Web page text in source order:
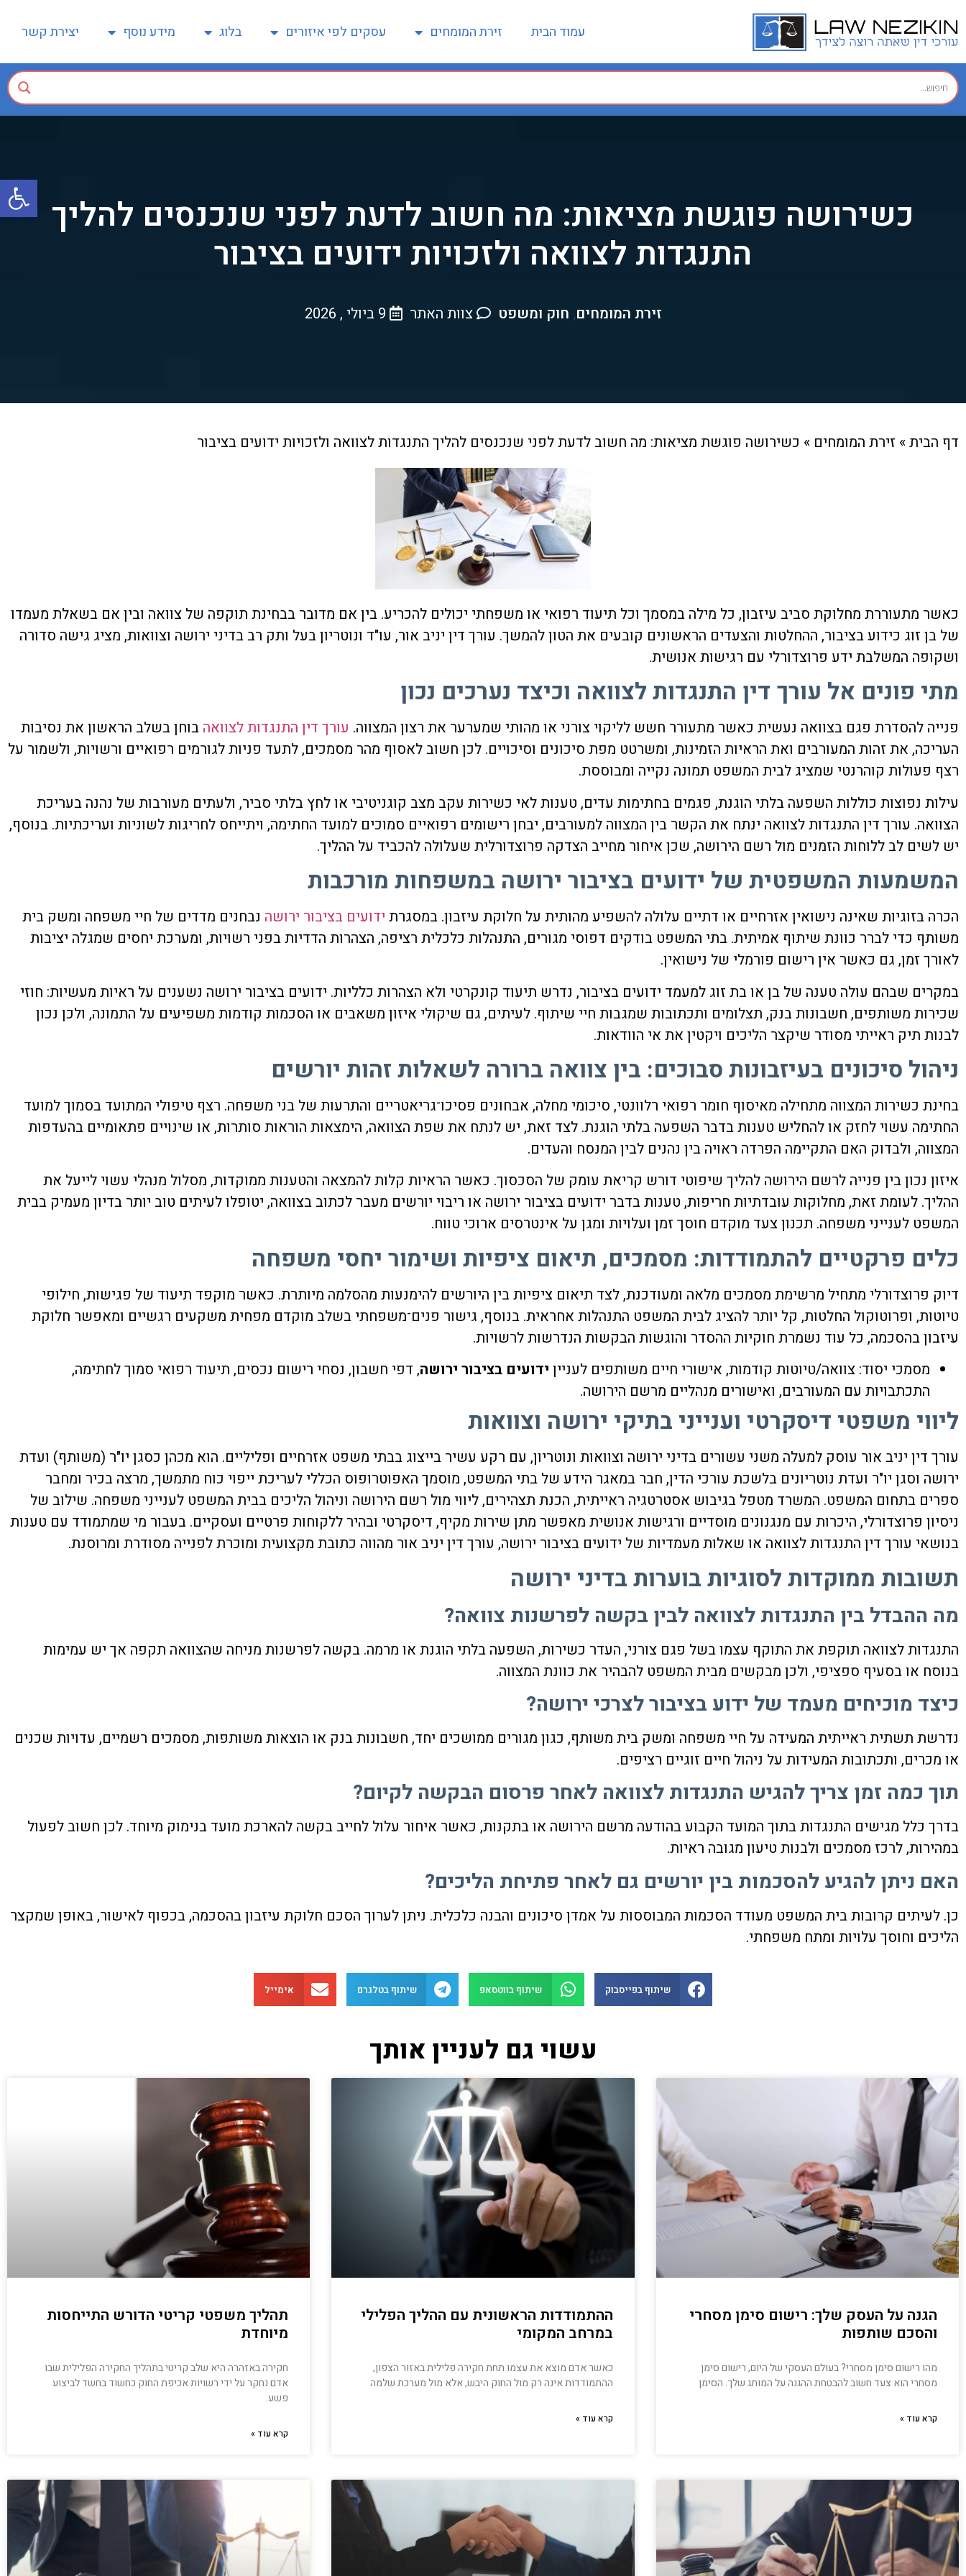
עמוד הבית זירת המומחים עסקים לפי איזורים בלוג מידע נוסף יצירת קשר
כשירושה פוגשת מציאות: מה חשוב לדעת לפני שנכנסים להליך
התנגדות לצוואה ולזכויות ידועים בציבור
זירת המומחים, חוק ומשפט צוות האתר 9 ביולי , 2026
דף הבית» זירת המומחים » כשירושה פוגשת מציאות: מה חשוב לדעת לפני שנכנסים להליך התנגדות לצוואה ולזכויות ידועים בציבור
כאשר מתעוררת מחלוקת סביב עיזבון, כל מילה במסמך וכל תיעוד רפואי או משפחתי יכולים להכריע. בין אם מדובר בבחינת תוקפה של צוואה ובין אם בשאלת מעמדו
של בן זוג כידוע בציבור, ההחלטות והצעדים הראשונים קובעים את הטון להמשך. עורך דין יניב אור, עו"ד ונוטריון בעל ותק רב בדיני ירושה וצוואות, מציג גישה סדורה
ושקופה המשלבת ידע פרוצדורלי עם רגישות אנושית.
מתי פונים אל עורך דין התנגדות לצוואה וכיצד נערכים נכון
פנייה להסדרת פגם בצוואה נעשית כאשר מתעורר חשש לליקוי צורני או מהותי שמערער את רצון המצווה. עורך דין התנגדות לצוואה בוחן בשלב הראשון את נסיבות
העריכה, את זהות המעורבים ואת הראיות הזמינות, ומשרטט מפת סיכונים וסיכויים. לכן חשוב לאסוף מהר מסמכים, לתעד פניות לגורמים רפואיים ורשויות, ולשמור על
רצף פעולות קוהרנטי שמציג לבית המשפט תמונה נקייה ומבוססת.
עילות נפוצות כוללות השפעה בלתי הוגנת, פגמים בחתימות עדים, טענות לאי כשירות עקב מצב קוגניטיבי או לחץ בלתי סביר, ולעתים מעורבות של נהנה בעריכת
הצוואה. עורך דין התנגדות לצוואה ינתח את הקשר בין המצווה למעורבים, יבחן רישומים רפואיים סמוכים למועד החתימה, ויתייחס לחריגות לשוניות ועריכתיות. בנוסף,
יש לשים לב ללוחות הזמנים מול רשם הירושה, שכן איחור מחייב הצדקה פרוצדורלית שעלולה להכביד על ההליך.
המשמעות המשפטית של ידועים בציבור ירושה במשפחות מורכבות
הכרה בזוגיות שאינה נישואין אזרחיים או דתיים עלולה להשפיע מהותית על חלוקת עיזבון. במסגרת ידועים בציבור ירושה נבחנים מדדים של חיי משפחה ומשק בית
משותף כדי לברר כוונת שיתוף אמיתית. בתי המשפט בודקים דפוסי מגורים, התנהלות כלכלית רציפה, הצהרות הדדיות בפני רשויות, ומערכת יחסים שמגלה יציבות
לאורך זמן, גם כאשר אין רישום פורמלי של נישואין.
במקרים שבהם עולה טענה של בן או בת זוג למעמד ידועים בציבור, נדרש תיעוד קונקרטי ולא הצהרות כלליות. ידועים בציבור ירושה נשענים על ראיות מעשיות: חוזי
שכירות משותפים, חשבונות בנק, תצלומים ותכתובות שמגבות חיי שיתוף. לעיתים, גם שיקולי איזון משאבים או הסכמות קודמות משפיעים על התמונה, ולכן נכון
לבנות תיק ראייתי מסודר שיקצר הליכים ויקטין את אי הוודאות.
ניהול סיכונים בעיזבונות סבוכים: בין צוואה ברורה לשאלות זהות יורשים
בחינת כשירות המצווה מתחילה מאיסוף חומר רפואי רלוונטי, סיכומי מחלה, אבחונים פסיכו־גריאטריים והתרעות של בני משפחה. רצף טיפולי המתועד בסמוך למועד
החתימה עשוי לחזק או להחליש טענות בדבר השפעה בלתי הוגנת. לצד זאת, יש לנתח את שפת הצוואה, הימצאות הוראות סותרות, או שינויים פתאומיים בהעדפות
המצווה, ולבדוק האם התקיימה הפרדה ראויה בין נהנים לבין המנסח והעדים.
איזון נכון בין פנייה לרשם הירושה להליך שיפוטי דורש קריאת עומק של הסכסוך. כאשר הראיות קלות להמצאה והטענות ממוקדות, מסלול מנהלי עשוי לייעל את
ההליך. לעומת זאת, מחלוקות עובדתיות חריפות, טענות בדבר ידועים בציבור ירושה או ריבוי יורשים מעבר לכתוב בצוואה, יטופלו לעיתים טוב יותר בדיון מעמיק בבית
המשפט לענייני משפחה. תכנון צעד מוקדם חוסך זמן ועלויות ומגן על אינטרסים ארוכי טווח.
כלים פרקטיים להתמודדות: מסמכים, תיאום ציפיות ושימור יחסי משפחה
דיוק פרוצדורלי מתחיל מרשימת מסמכים מלאה ומעודכנת, לצד תיאום ציפיות בין היורשים להימנעות מהסלמה מיותרת. כאשר מוקפד תיעוד של פגישות, חילופי
טיוטות, ופרוטוקול החלטות, קל יותר להציג לבית המשפט התנהלות אחראית. בנוסף, גישור פנים־משפחתי בשלב מוקדם מפחית משקעים רגשיים ומאפשר חלוקת
עיזבון בהסכמה, כל עוד נשמרת חוקיות ההסדר והוגשות הבקשות הנדרשות לרשויות.
מסמכי יסוד: צוואה/טיוטות קודמות, אישורי חיים משותפים לעניין ידועים בציבור ירושה, דפי חשבון, נסחי רישום נכסים, תיעוד רפואי סמוך לחתימה,
התכתבויות עם המעורבים, ואישורים מנהליים מרשם הירושה.
ליווי משפטי דיסקרטי וענייני בתיקי ירושה וצוואות
עורך דין יניב אור עוסק למעלה משני עשורים בדיני ירושה וצוואות ונוטריון, עם רקע עשיר בייצוג בבתי משפט אזרחיים ופליליים. הוא מכהן כסגן יו"ר (משותף) ועדת
ירושה וסגן יו"ר ועדת נוטריונים בלשכת עורכי הדין, חבר במאגר הידע של בתי המשפט, מוסמך האפוטרופוס הכללי לעריכת ייפוי כוח מתמשך, מרצה בכיר ומחבר
ספרים בתחום המשפט. המשרד מטפל בגיבוש אסטרטגיה ראייתית, הכנת תצהירים, ליווי מול רשם הירושה וניהול הליכים בבית המשפט לענייני משפחה. שילוב של
ניסיון פרוצדורלי, היכרות עם מנגנונים מוסדיים ורגישות אנושית מאפשר מתן שירות מקיף, דיסקרטי ובהיר ללקוחות פרטיים ועסקיים. בעבור מי שמתמודד עם טענות
בנושאי עורך דין התנגדות לצוואה או שאלות מעמדיות של ידועים בציבור ירושה, עורך דין יניב אור מהווה כתובת מקצועית ומוכרת לפנייה מסודרת ומרוסנת.
תשובות ממוקדות לסוגיות בוערות בדיני ירושה
מה ההבדל בין התנגדות לצוואה לבין בקשה לפרשנות צוואה?
התנגדות לצוואה תוקפת את התוקף עצמו בשל פגם צורני, העדר כשירות, השפעה בלתי הוגנת או מרמה. בקשה לפרשנות מניחה שהצוואה תקפה אך יש עמימות
בנוסח או בסעיף ספציפי, ולכן מבקשים מבית המשפט להבהיר את כוונת המצווה.
כיצד מוכיחים מעמד של ידוע בציבור לצרכי ירושה?
נדרשת תשתית ראייתית המעידה על חיי משפחה ומשק בית משותף, כגון מגורים ממושכים יחד, חשבונות בנק או הוצאות משותפות, מסמכים רשמיים, עדויות שכנים
או מכרים, ותכתובות המעידות על ניהול חיים זוגיים רציפים.
תוך כמה זמן צריך להגיש התנגדות לצוואה לאחר פרסום הבקשה לקיום?
בדרך כלל מגישים התנגדות בתוך המועד הקבוע בהודעה מרשם הירושה או בתקנות, כאשר איחור עלול לחייב בקשה להארכת מועד בנימוק מיוחד. לכן חשוב לפעול
במהירות, לרכז מסמכים ולבנות טיעון מגובה ראיות.
האם ניתן להגיע להסכמות בין יורשים גם לאחר פתיחת הליכים?
כן. לעיתים קרובות בית המשפט מעודד הסכמות המבוססות על אמדן סיכונים והבנה כלכלית. ניתן לערוך הסכם חלוקת עיזבון בהסכמה, בכפוף לאישור, באופן שמקצר
הליכים וחוסך עלויות ומתח משפחתי.
שיתוף בפייסבוק שיתוף בווטסאפ שיתוף בטלגרם אימייל
עשוי גם לעניין אותך
הגנה על העסק שלך: רישום סימן מסחרי
והסכם שותפות
מהו רישום סימן מסחרי? בעולם העסקי של היום, רישום סימן
מסחרי הוא צעד חשוב להבטחת ההגנה על המותג שלך. הסימן
קרא עוד »
ההתמודדות הראשונית עם ההליך הפלילי
במרחב המקומי
כאשר אדם מוצא את עצמו תחת חקירה פלילית באזור הצפון,
ההתמודדות אינה רק מול החוק היבש, אלא מול מערכת שלמה
קרא עוד »
תהליך משפטי קריטי הדורש התייחסות
מיוחדת
חקירה באזהרה היא שלב קריטי בתהליך החקירה הפלילית שבו
אדם נחקר על ידי רשויות אכיפת החוק כחשוד בחשד לביצוע
פשע.
קרא עוד »